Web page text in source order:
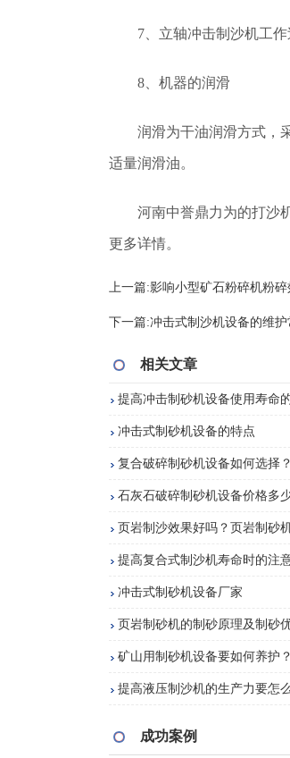
7、立轴冲击制沙机工
8、机器的润滑
润滑为干油润滑方式，
适量润滑油。
河南中誉鼎力为的打沙
更多详情。
上一篇:影响小型矿石粉碎机粉
下一篇:冲击式制沙机设备的维护
相关文章
提高冲击制砂机设备使用寿命
冲击式制砂机设备的特点
复合破碎制砂机设备如何选择？
石灰石破碎制砂机设备价格多
页岩制沙效果好吗？页岩制砂
提高复合式制沙机寿命时的注
冲击式制砂机设备厂家
页岩制砂机的制砂原理及制砂
矿山用制砂机设备要如何养护？
提高液压制沙机的生产力要怎
成功案例